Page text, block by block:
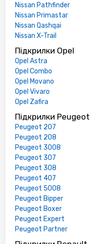
Nissan Pathfinder
Nissan Primastar
Nissan Qashqai
Nissan X-Trail
Підкрилки Opel
Opel Astra
Opel Combo
Opel Movano
Opel Vivaro
Opel Zafira
Підкрилки Peugeot
Peugeot 207
Peugeot 208
Peugeot 3008
Peugeot 307
Peugeot 308
Peugeot 407
Peugeot 5008
Peugeot Bipper
Peugeot Boxer
Peugeot Expert
Peugeot Partner